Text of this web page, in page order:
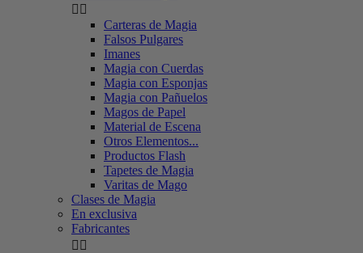
 
Carteras de Magia
Falsos Pulgares
Imanes
Magia con Cuerdas
Magia con Esponjas
Magia con Pañuelos
Magos de Papel
Material de Escena
Otros Elementos...
Productos Flash
Tapetes de Magia
Varitas de Mago
Clases de Magia
En exclusiva
Fabricantes
 